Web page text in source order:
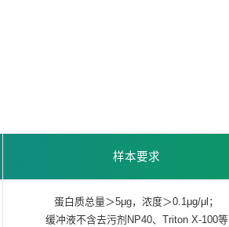
样本要求
蛋白质总量＞5μg，浓度＞0.1μg/μl；
缓冲液不含去污剂NP40、Triton X-100等